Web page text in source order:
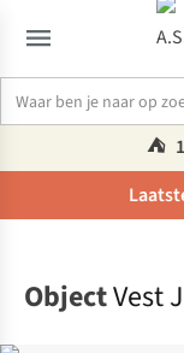
⛺️
ObjectVest